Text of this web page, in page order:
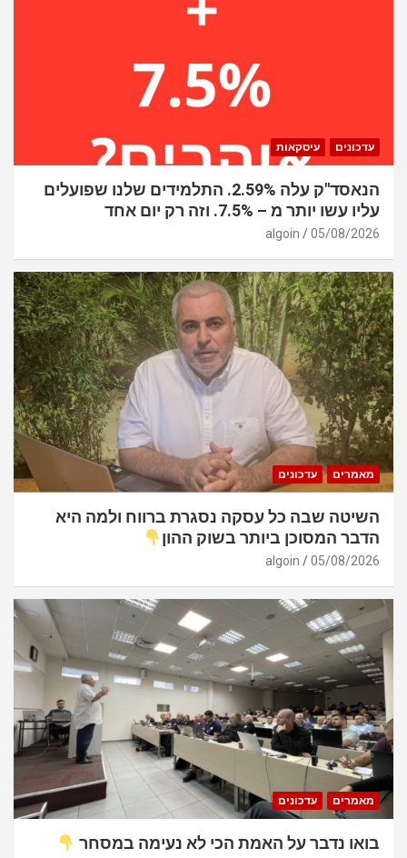
עדכונים עיסקאות
הנאסד"ק עלה 2.59%. התלמידים שלנו שפועלים
עליו עשו יותר מ – 7.5%. וזה רק יום אחד
05/08/2026
algoin
מאמרים עדכונים
השיטה שבה כל עסקה נסגרת ברווח ולמה היא
הדבר המסוכן ביותר בשוק ההון
05/08/2026
algoin
מאמרים עדכונים
בואו נדבר על האמת הכי לא נעימה במסחר